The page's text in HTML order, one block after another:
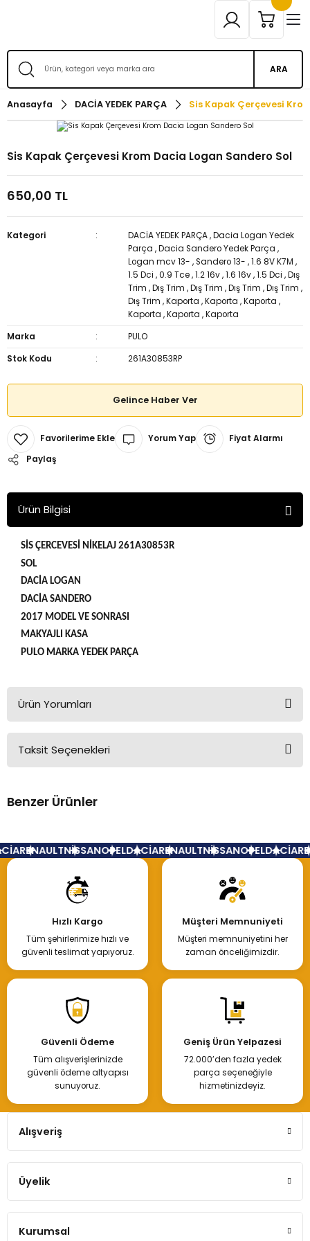
ARA
Anasayfa DACİA YEDEK PARÇA Sis Kapak Çerçevesi
Sis Kapak Çerçevesi Krom Dacia Logan Sandero Sol
650,00 TL
Kategori DACİA YEDEK PARÇA ,Dacia Logan Yedek
Parça ,Dacia Sandero Yedek Parça ,
Logan mcv 13- ,Sandero 13- ,1.6 8V K7M ,
1.5 Dci ,0.9 Tce ,1.2 16v ,1.6 16v ,1.5 Dci ,Dış
Trim ,Dış Trim ,Dış Trim ,Dış Trim ,Dış Trim ,
Dış Trim ,Kaporta ,Kaporta ,Kaporta ,
Kaporta ,Kaporta ,Kaporta
Marka
PULO
Stok Kodu
261A30853RP
Gelince Haber Ver
Yorum Yap
Fiyat Alarmı
Paylaş
Ürün Bilgisi
SİS ÇERCEVESİ NİKELAJ 261A30853R
SOL
DACİA LOGAN
DACİA SANDERO
2017 MODEL VE SONRASI
MAKYAJLI KASA
PULO MARKA YEDEK PARÇA
Ürün Yorumları
Taksit Seçenekleri
Benzer Ürünler
Hemen İncele
RENAULTNİSSANOPELDACİARENAULTNİSSANOPELDACİA
Hızlı Kargo
Tüm şehirlerimize hızlı ve
güvenli teslimat yapıyoruz.
Müşteri Memnuniyeti
Müşteri memnuniyetini her
zaman önceliğimizdir.
Güvenli Ödeme
Tüm alışverişlerinizde
güvenli ödeme altyapısı
sunuyoruz.
Geniş Ürün Yelpazesi
72.000’den fazla yedek
parça seçeneğiyle
hizmetinizdeyiz.
Alışveriş
Üyelik
Kurumsal